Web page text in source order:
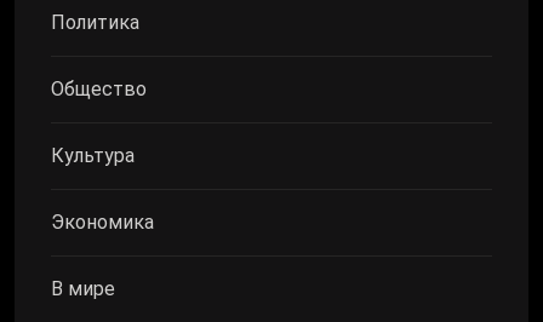
Политика
Общество
Культура
Экономика
В мире